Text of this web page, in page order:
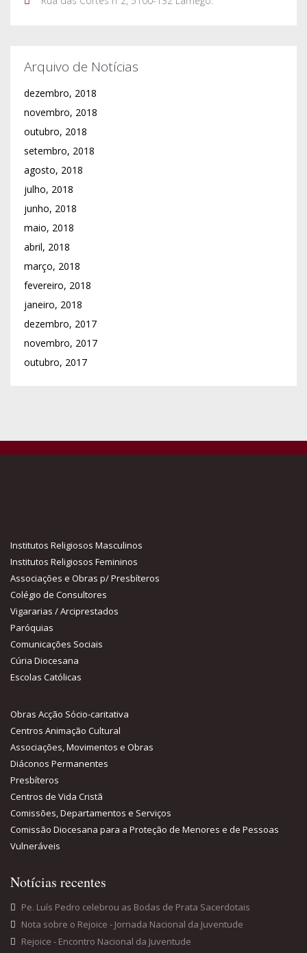
Arquivo de Notícias
dezembro, 2018
novembro, 2018
outubro, 2018
setembro, 2018
agosto, 2018
julho, 2018
junho, 2018
maio, 2018
abril, 2018
março, 2018
fevereiro, 2018
janeiro, 2018
dezembro, 2017
novembro, 2017
outubro, 2017
Institutos Religiosos Masculinos
Institutos Religiosos Femininos
Associações e Obras p/ Presbíteros
Colégio de Consultores
Vigararias / Arciprestados
Paróquias
Comunicações Sociais
Cúria Diocesana
Escolas Católicas
Obras Acção Sócio-caritativa
Centros Animação Cultural
Associações, Movimentos e Obras
Diáconos Permanentes
Presbíteros
Centros de Vida Cristã
Comissões, Departamentos e Serviços
Comissão Diocesana para a Proteção de Menores e de Pessoas
Vulneráveis
Notícias recentes
Pe. Luís Pedro celebrou as Bodas de Prata Sacerdotais
Nota sobre o Rejoice - Jornada Nacional da Juventude
Rejoice - Encontro Nacional da Juventude